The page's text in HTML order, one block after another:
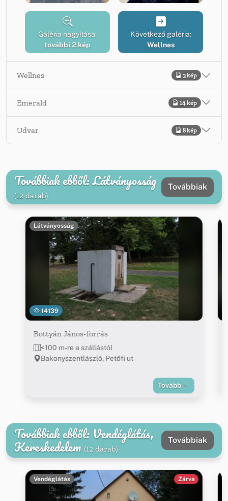
Galéria nagyítása:
további 2 kép
Következő galéria:
Wellnes
Wellnes 3 kép
Emerald 14 kép
Udvar 8 kép
Továbbiak ebből: Látványosság
(12 darab)
Továbbiak
14139
Látványosság
Bottyán János-forrás
<100 m-re a szállástól
Bakonyszentlászló, Petőfi ut
Tovább
Továbbiak ebből: Vendéglátás,
Kereskedelem (12 darab)
Továbbiak
Vendéglátás Zárva